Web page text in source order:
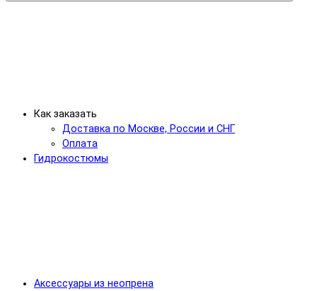
Как заказать
Доставка по Москве, России и СНГ
Оплата
Гидрокостюмы
Аксессуары из неопрена